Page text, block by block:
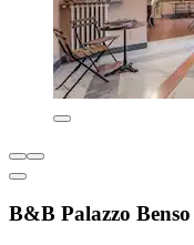
B&B Palazzo Benso